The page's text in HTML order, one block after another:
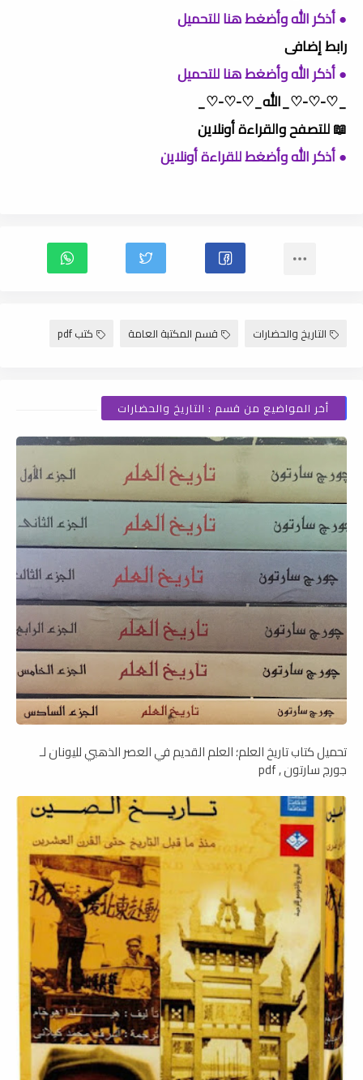
● أذكر الله وأضغط هنا للتحميل
رابط إضافى
● أذكر الله وأضغط هنا للتحميل
_♡-♡-♡_الله_♡-♡-♡_
📖 للتصفح والقراءة أونلاين
● أذكر الله وأضغط للقراءة أونلاين
التاريخ والحضارات قسم المكتبة العامة كتب pdf
أخر المواضيع من قسم : التاريخ والحضارات
تحميل كتاب تاريخ العلم؛ العلم القديم في العصر الذھبي لليونان لـ
جورج سارتون , pdf